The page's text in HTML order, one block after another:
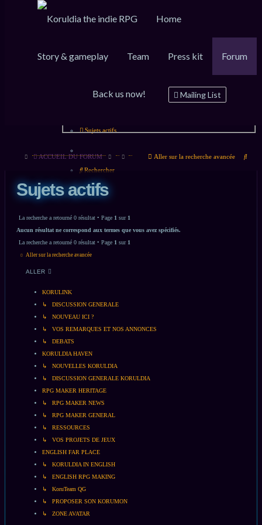
Home
Story & gameplay Team Press kit Forum
Mailing List
Back us now!
Raccourcis
Messages non lus
Sujets actifs
Rechercher
Connexion
Inscription
ACCUEIL DU FORUM Aller sur la recherche avancée
Sujets actifs
La recherche a retourné 0 résultat • Page 1 sur 1
Aucun résultat ne correspond aux termes que vous avez spécifiés.
La recherche a retourné 0 résultat • Page 1 sur 1
Aller sur la recherche avancée
ALLER
KORULINK
↳ DISCUSSION GENERALE
↳ NOUVEAU ICI ?
↳ VOS REMARQUES ET NOS ANNONCES
↳ DEBATS
KORULDIA HAVEN
↳ NOUVELLES KORULDIA
↳ DISCUSSION GENERALE KORULDIA
RPG MAKER HERITAGE
↳ RPG MAKER NEWS
↳ RPG MAKER GENERAL
↳ RESSOURCES
↳ VOS PROJETS DE JEUX
ENGLISH FAR PLACE
↳ KORULDIA IN ENGLISH
↳ ENGLISH RPG MAKING
↳ KoruTeam QG
↳ PROPOSER SON KORUMON
↳ ZONE AVATAR